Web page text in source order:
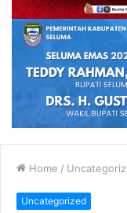
Home /
Uncategorized